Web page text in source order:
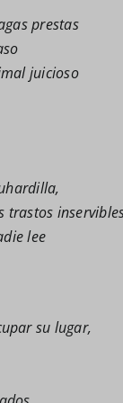
prestas
juicioso
trastos
lee
su lugar,